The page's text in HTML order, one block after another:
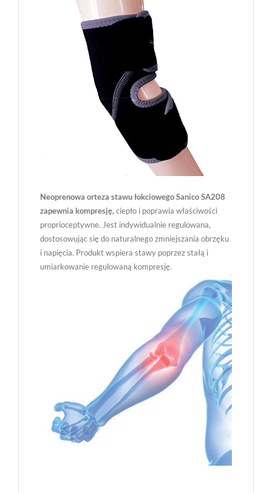
Neoprenowa orteza stawu łokciowego Sanico SA208
zapewnia kompresję,ciepło i poprawia właściwości
proprioceptywne. Jest indywidualnie regulowana,
dostosowując się do naturalnego zmniejszania obrzęku
i napięcia. Produkt wspiera stawy poprzez stałą i
umiarkowanie regulowaną kompresję.